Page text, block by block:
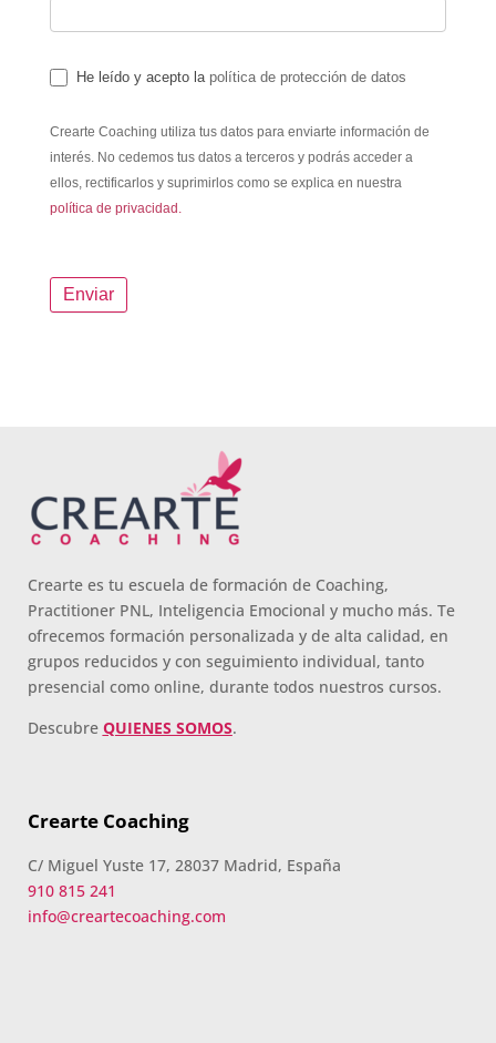
He leído y acepto la política de protección de datos
Crearte Coaching utiliza tus datos para enviarte información de
interés. No cedemos tus datos a terceros y podrás acceder a
ellos, rectificarlos y suprimirlos como se explica en nuestra
política de privacidad.
Crearte es tu escuela de formación de Coaching,
Practitioner PNL, Inteligencia Emocional y mucho más. Te
ofrecemos formación personalizada y de alta calidad, en
grupos reducidos y con seguimiento individual, tanto
presencial como online, durante todos nuestros cursos.
Descubre QUIENES SOMOS.
Crearte Coaching
C/ Miguel Yuste 17, 28037 Madrid, España
910 815 241
info@creartecoaching.com